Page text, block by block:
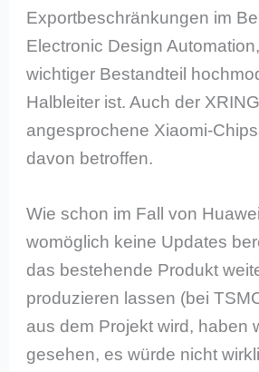
Exportbeschränkungen im
Electronic Design
wichtiger Bestandteil
Halbleiter ist. Auch der
angesprochene Xiaomi-
davon betroffen.
Wie schon im Fall von
womöglich keine Updates
das bestehende Produkt
produzieren lassen (bei
aus dem Projekt wird, haben
gesehen, es würde nicht